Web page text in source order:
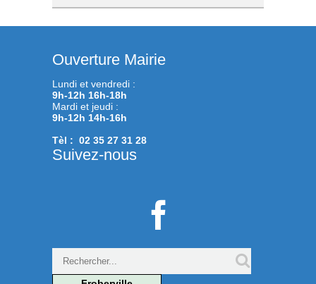
Ouverture Mairie
Lundi et vendredi :
9h-12h 16h-18h
Mardi et jeudi :
9h-12h 14h-16h
Tèl : 02 35 27 31 28
Suivez-nous
